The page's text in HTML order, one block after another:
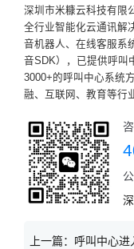
深圳市米糠云科技有限
全行业智能化云通讯解
音机器人、在线客服系
音SDK），已提供呼叫
3000+的呼叫中心系统
融、互联网、教育等行
上一篇： 呼叫中心进